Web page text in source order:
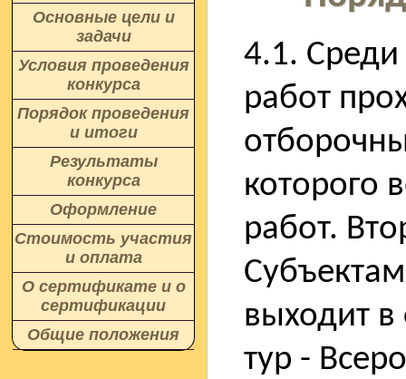
Основные цели и
задачи
Условия проведения
конкурса
Порядок проведения
и итоги
Результаты
конкурса
Оформление
Стоимость участия
и оплата
О сертификате и о
сертификации
Общие положения
4.1. Среди
работ
которого
работ.
выходит в
тур -